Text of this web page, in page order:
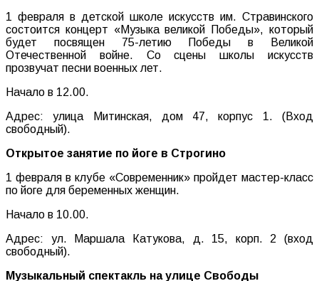
1 февраля в детской школе искусств им. Стравинского
состоится концерт «Музыка великой Победы», который
будет посвящен 75-летию Победы в Великой
Отечественной войне. Со сцены школы искусств
прозвучат песни военных лет.
Начало в 12.00.
Адрес: улица Митинская, дом 47, корпус 1. (Вход
свободный).
Открытое занятие по йоге в Строгино
1 февраля в клубе «Современник» пройдет мастер-класс
по йоге для беременных женщин.
Начало в 10.00.
Адрес: ул. Маршала Катукова, д. 15, корп. 2 (вход
свободный).
Музыкальный спектакль на улице Свободы